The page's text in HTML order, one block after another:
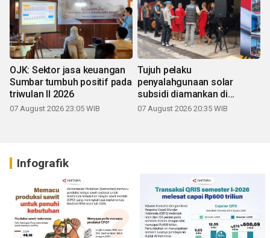
OJK: Sektor jasa keuangan
Sumbar tumbuh positif pada
triwulan II 2026
07 August 2026 23:05 WIB
Tujuh pelaku
penyalahgunaan solar
subsidi diamankan di
Sumbar
07 August 2026 20:35 WIB
Infografik